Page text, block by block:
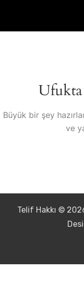
Büyük bir şey
ve
Telif Hakkı ©